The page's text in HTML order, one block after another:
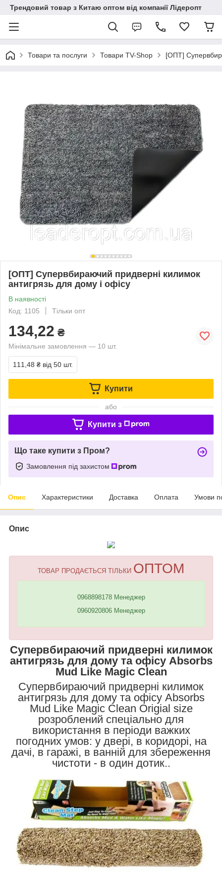
Трендовий товар з Китаю оптом від компанії Лідеропт
Товари та послуги Товари TV-Shop [ОПТ]
[ОПТ] Супервбираючий придверні килимок
антигрязь для дому і офісу
В наявності
Код: 1105
Тільки опт
134,22 ₴
Мінімальне замовлення — 10 шт.
111,48 ₴ від 50 шт.
Купити
або
Купити з
Що таке купити з Пром?
Замовлення під захистом
Опис Характеристики Доставка Оплата Умови
Опис
ТОВАР ПРОДАЄТЬСЯ ТІЛЬКИ ОПТОМ
0968898178 Менеджер
0960920806 Менеджер
Супервбираючий придверні килимок
антигрязь для дому та офісу Absorbs
Mud Like Magic Clean
Супервбираючий придверні килимок
антигрязь для дому та офісу Absorbs
Mud Like Magic Clean Origial size
розроблений спеціально для
використання в періоди важких
погодних умов: у двері, в коридорі, на
дачі, в гаражі, в ванній для збереження
чистоти - в один дотик..